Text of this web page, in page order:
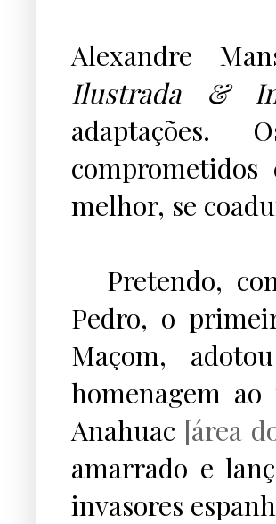
Alexandre
Ilustrada &
adaptações.
melhor, se
Pretendo,
Pedro, o
Maçom,
homenagem
Anahuac [área
amarrado e
invasores